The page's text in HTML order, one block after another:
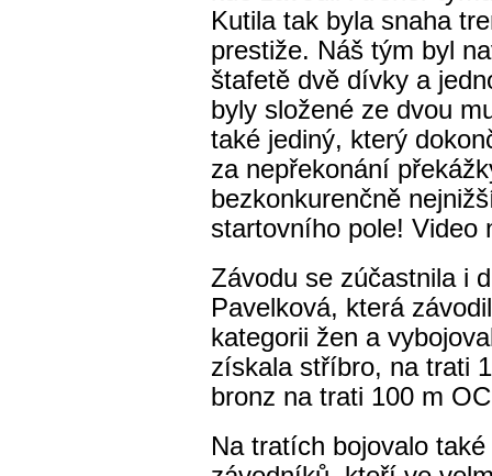
Kutila tak byla snaha
prestiže. Náš tým byl
štafetě dvě dívky a
byly složené ze dvou
také jediný, který
za nepřekonání
bezkonkurenčně
startovního pole! Video
Závodu se zúčastnila i
Pavelková, která
kategorii žen a
získala stříbro, na trati
bronz na trati 100 m
Na tratích bojovalo